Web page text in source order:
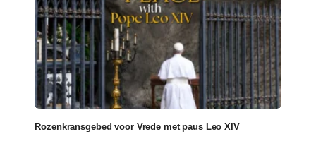
Rozenkransgebed voor Vrede met paus Leo XIV